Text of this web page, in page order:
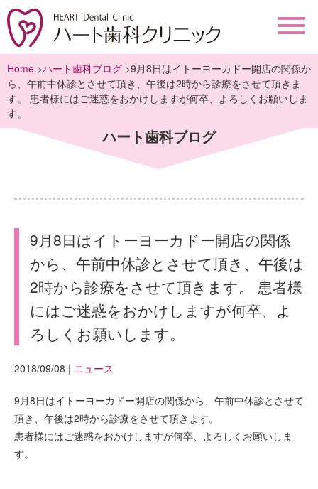
Home >ハート歯科ブログ >9月8日はイトーヨーカドー開店の関係か
ら、午前中休診とさせて頂き、午後は2時から診療をさせて頂きま
す。 患者様にはご迷惑をおかけしますが何卒、よろしくお願いしま
す。
ハート歯科ブログ
9月8日はイトーヨーカドー開店の関係
から、午前中休診とさせて頂き、午後は
2時から診療をさせて頂きます。 患者様
にはご迷惑をおかけしますが何卒、よ
ろしくお願いします。
2018/09/08 | ニュース
9月8日はイトーヨーカドー開店の関係から、午前中休診とさせて
頂き、午後は2時から診療をさせて頂きます。
患者様にはご迷惑をおかけしますが何卒、よろしくお願いしま
す。